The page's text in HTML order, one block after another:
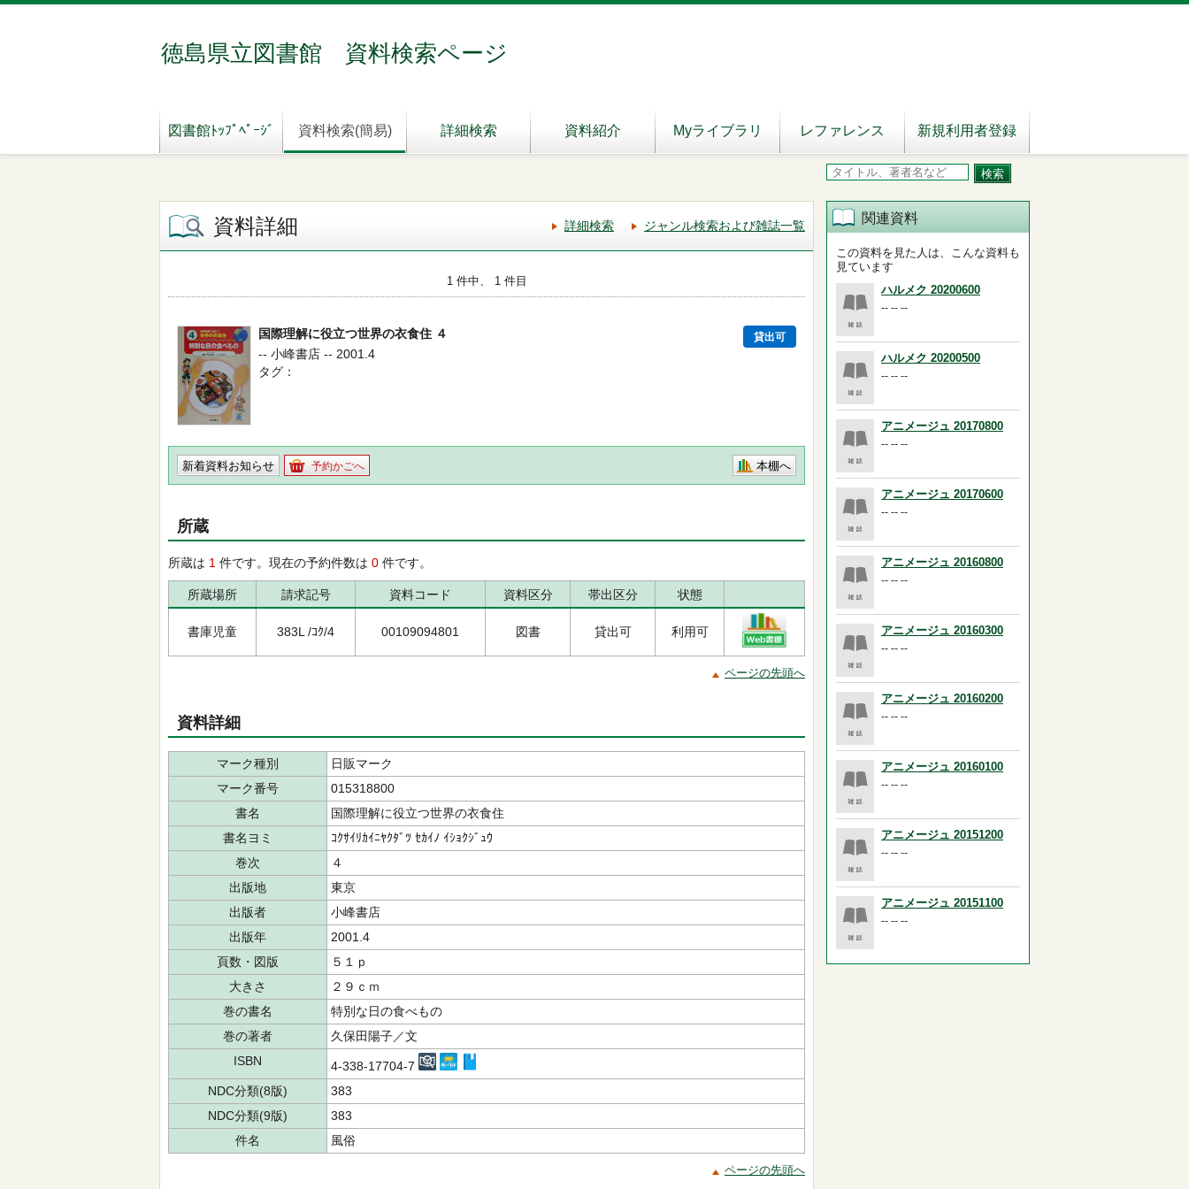
徳島県立図書館 資料検索ページ
図書館ﾄｯﾌﾟﾍﾟｰｼﾞ 資料検索(簡易) 詳細検索 資料紹介 Myライブラリ レファレンス 新規利用者登録
資料詳細 詳細検索 ジャンル検索および雑誌一覧
1 件中、 1 件目
国際理解に役立つ世界の衣食住 ４ 貸出可
-- 小峰書店 -- 2001.4
タグ
新着資料お知らせ 予約かごへ 本棚へ
所蔵
所蔵は 1 件です。現在の予約件数は 0 件です。
所蔵場所 請求記号 資料コード 資料区分 帯出区分 状態
書庫児童 383L /ｺｸ/4 00109094801 図書 貸出可 利用可
ページの先頭へ
資料詳細
マーク種別
日販マーク
マーク番号
015318800
書名
国際理解に役立つ世界の衣食住
書名ヨミ
ｺｸｻｲﾘｶｲﾆﾔｸﾀﾞﾂ ｾｶｲﾉ ｲｼｮｸｼﾞｭｳ
巻次
４
出版地
東京
出版者
小峰書店
出版年
2001.4
頁数・図版
５１ｐ
大きさ
２９ｃｍ
巻の書名
特別な日の食べもの
巻の著者
久保田陽子／文
ISBN
4-338-17704-7
NDC分類(8版)
383
NDC分類(9版)
383
件名
風俗
ページの先頭へ
関連資料
この資料を見た人は、こんな資料も
見ています
ハルメク 20200600
-- -- --
ハルメク 20200500
-- -- --
アニメージュ 20170800
-- -- --
アニメージュ 20170600
-- -- --
アニメージュ 20160800
-- -- --
アニメージュ 20160300
-- -- --
アニメージュ 20160200
-- -- --
アニメージュ 20160100
-- -- --
アニメージュ 20151200
-- -- --
アニメージュ 20151100
-- -- --